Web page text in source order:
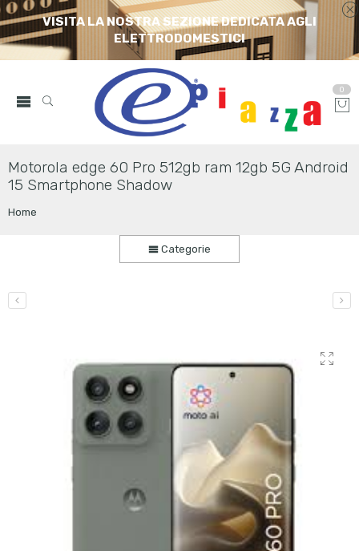
VISITA LA NOSTRA SEZIONE DEDICATA AGLI
ELETTRODOMESTICI
0
Motorola edge 60 Pro 512gb ram 12gb 5G Android
15 Smartphone Shadow
Home
Categorie